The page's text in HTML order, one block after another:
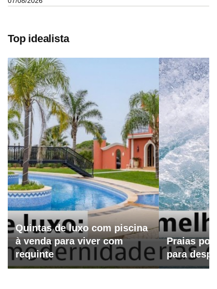
Top idealista
Quintas de luxo com piscina
à venda para viver com
requinte
Praias
para